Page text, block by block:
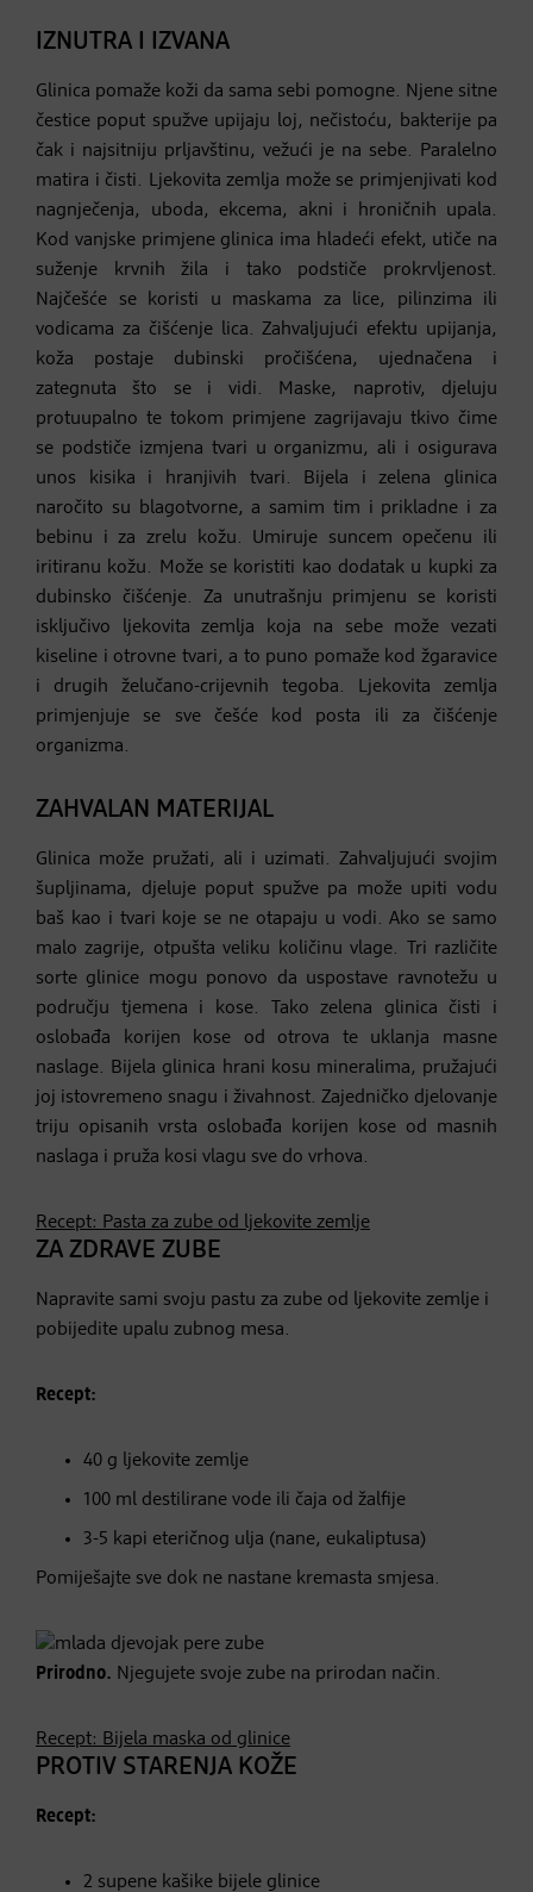
IZNUTRA I IZVANA
Glinica pomaže koži da sama sebi pomogne. Njene sitne
čestice poput spužve upijaju loj, nečistoću, bakterije pa
čak i najsitniju prljavštinu, vežući je na sebe. Paralelno
matira i čisti. Ljekovita zemlja može se primjenjivati kod
nagnječenja, uboda, ekcema, akni i hroničnih upala.
Kod vanjske primjene glinica ima hladeći efekt, utiče na
suženje krvnih žila i tako podstiče prokrvljenost.
Najčešće se koristi u maskama za lice, pilinzima ili
vodicama za čišćenje lica. Zahvaljujući efektu upijanja,
koža postaje dubinski pročišćena, ujednačena i
zategnuta što se i vidi. Maske, naprotiv, djeluju
protuupalno te tokom primjene zagrijavaju tkivo čime
se podstiče izmjena tvari u organizmu, ali i osigurava
unos kisika i hranjivih tvari. Bijela i zelena glinica
naročito su blagotvorne, a samim tim i prikladne i za
bebinu i za zrelu kožu. Umiruje suncem opečenu ili
iritiranu kožu. Može se koristiti kao dodatak u kupki za
dubinsko čišćenje. Za unutrašnju primjenu se koristi
isključivo ljekovita zemlja koja na sebe može vezati
kiseline i otrovne tvari, a to puno pomaže kod žgaravice
i drugih želučano-crijevnih tegoba. Ljekovita zemlja
primjenjuje se sve češće kod posta ili za čišćenje
organizma.
ZAHVALAN MATERIJAL
Glinica može pružati, ali i uzimati. Zahvaljujući svojim
šupljinama, djeluje poput spužve pa može upiti vodu
baš kao i tvari koje se ne otapaju u vodi. Ako se samo
malo zagrije, otpušta veliku količinu vlage. Tri različite
sorte glinice mogu ponovo da uspostave ravnotežu u
području tjemena i kose. Tako zelena glinica čisti i
oslobađa korijen kose od otrova te uklanja masne
naslage. Bijela glinica hrani kosu mineralima, pružajući
joj istovremeno snagu i živahnost. Zajedničko djelovanje
triju opisanih vrsta oslobađa korijen kose od masnih
naslaga i pruža kosi vlagu sve do vrhova.
Recept: Pasta za zube od ljekovite zemlje
ZA ZDRAVE ZUBE
Napravite sami svoju pastu za zube od ljekovite zemlje i
pobijedite upalu zubnog mesa.
Recept:
40 g ljekovite zemlje
100 ml destilirane vode ili čaja od žalfije
3-5 kapi eteričnog ulja (nane, eukaliptusa)
Pomiješajte sve dok ne nastane kremasta smjesa.
Prirodno. Njegujete svoje zube na prirodan način.
Recept: Bijela maska od glinice
PROTIV STARENJA KOŽE
Recept:
2 supene kašike bijele glinice